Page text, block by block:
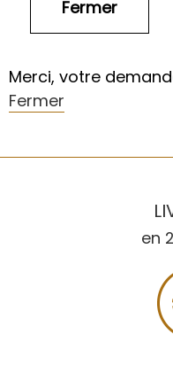
Merci, votre
Fermer
en